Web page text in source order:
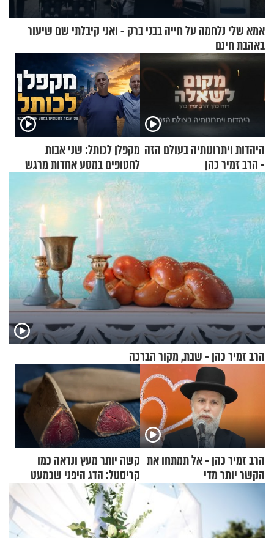
אמא שלי נלחמה על חייה בבני ברק - ואני קיבלתי שם שיעור
באהבת חינם
היהדות ויתרונותיה בעולם הזה
- הרב זמיר כהן
מקפלן לכותל: שני אבות
לחטופים במסע אחדות מרגש
הרב זמיר כהן - שבת, מקור הברכה
הרב זמיר כהן - אל תמתחו את
הקשר יותר מדי
קשה יותר מעץ ונראה כמו
קריסטל: הדג היפני שכמעט
בלתי אפשרי לחתוך